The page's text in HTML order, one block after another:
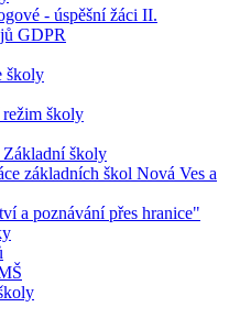
- úspěšní žáci II.
GDPR
školy
školy
Základní školy
základních škol Nová Ves a
a poznávání přes hranice"